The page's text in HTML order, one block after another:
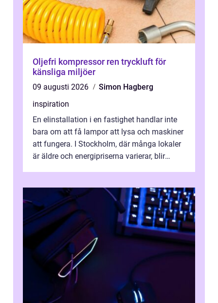
Oljefri kompressor ren tryckluft för
känsliga miljöer
09 augusti 2026
Simon Hagberg
inspiration
En elinstallation i en fastighet handlar inte
bara om att få lampor att lysa och maskiner
att fungera. I Stockholm, där många lokaler
är äldre och energipriserna varierar, blir